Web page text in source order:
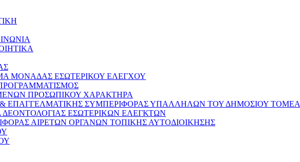
ΜΟΝΑΔΑΣ ΕΣΩΤΕΡΙΚΟΥ ΕΛΕΓΧΟΥ
ΠΡΟΣΩΠΙΚΟΥ ΧΑΡΑΚΤΗΡΑ
ΕΠΑΓΓΕΛΜΑΤΙΚΗΣ ΣΥΜΠΕΡΙΦΟΡΑΣ ΥΠΑΛΛΗΛΩΝ ΤΟΥ ΔΗΜΟΣΙΟΥ ΤΟΜΕΑ
ΕΣΩΤΕΡΙΚΩΝ ΕΛΕΓΚΤΩΝ
ΑΙΡΕΤΩΝ ΟΡΓΑΝΩΝ ΤΟΠΙΚΗΣ ΑΥΤΟΔΙΟΙΚΗΣΗΣ